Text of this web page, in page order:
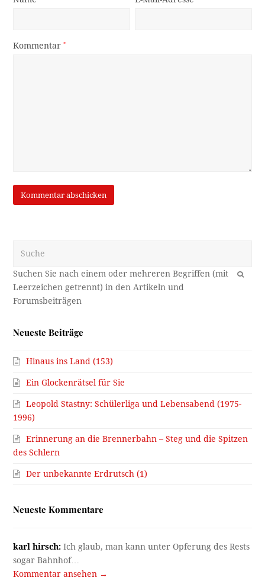
Kommentar*
OK
Neueste Beiträge
Hinaus ins Land (153)
Ein Glockenrätsel für Sie
Leopold Stastny: Schülerliga und Lebensabend (1975-
1996)
Erinnerung an die Brennerbahn – Steg und die Spitzen
des Schlern
Der unbekannte Erdrutsch (1)
Neueste Kommentare
karl hirsch: Ich glaub, man kann unter Opferung des Rests
sogar Bahnhof…
Kommentar ansehen →